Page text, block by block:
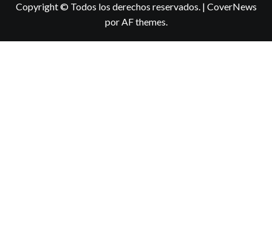
Copyright © Todos los derechos reservados. | CoverNews
por AF themes.